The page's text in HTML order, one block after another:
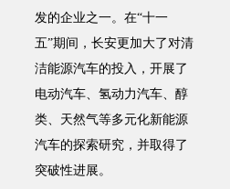
发的企业之一。在“十一
五”期间，长安更加大了对清
洁能源汽车的投入，开展了
电动汽车、氢动力汽车、醇
类、天然气等多元化新能源
汽车的探索研究，并取得了
突破性进展。